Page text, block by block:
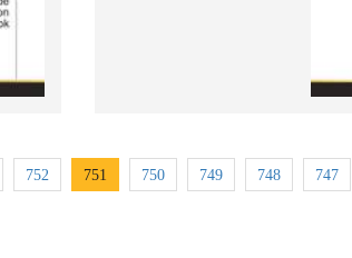
747
748
749
750
751
752